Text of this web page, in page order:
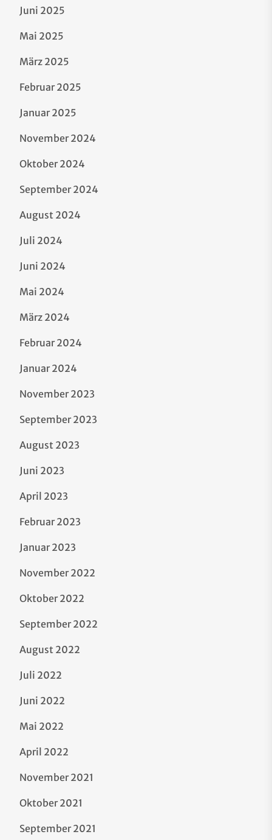
Juni 2025
Mai 2025
März 2025
Februar 2025
Januar 2025
November 2024
Oktober 2024
September 2024
August 2024
Juli 2024
Juni 2024
Mai 2024
März 2024
Februar 2024
Januar 2024
November 2023
September 2023
August 2023
Juni 2023
April 2023
Februar 2023
Januar 2023
November 2022
Oktober 2022
September 2022
August 2022
Juli 2022
Juni 2022
Mai 2022
April 2022
November 2021
Oktober 2021
September 2021